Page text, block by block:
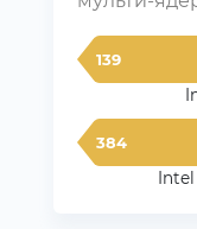
139
384